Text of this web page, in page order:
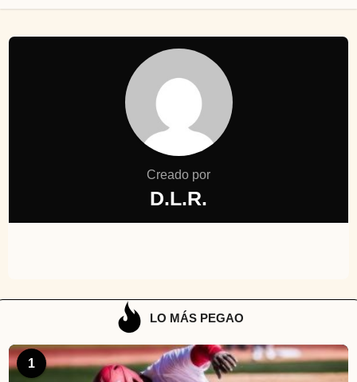
Creado por
D.L.R.
LO MÁS PEGAO
1